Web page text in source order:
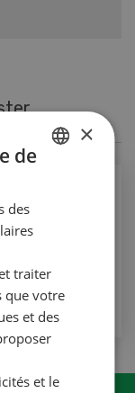
liés au
×
de
des
traiter
que votre
et des
et le